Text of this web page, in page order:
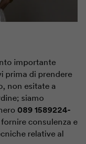
importante
prima di prendere
non esitate a
siamo
089 1589224-
consulenza e
relative al